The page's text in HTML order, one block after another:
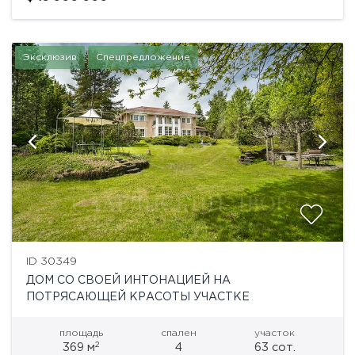
Эксклюзив Спецпредложение
ID 30349
ДОМ СО СВОЕЙ ИНТОНАЦИЕЙ НА
ПОТРЯСАЮЩЕЙ КРАСОТЫ УЧАСТКЕ
площадь
369 м2
спален
4
участок
63 сот.